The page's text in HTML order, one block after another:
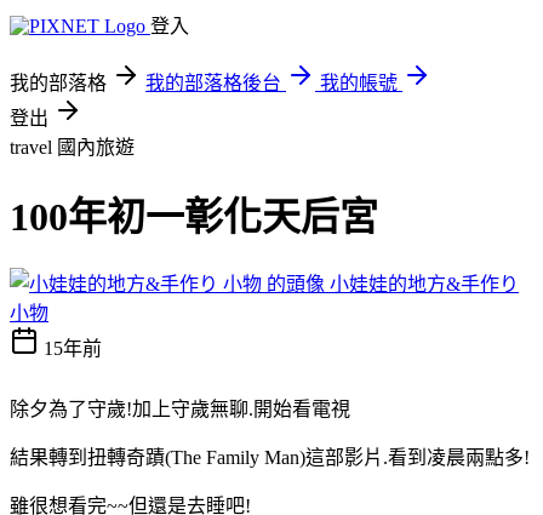
登入
我的部落格 我的部落格後台
我的帳號
登出
travel 國內旅遊
100年初一彰化天后宮
小娃娃的地方&手作り
小物
15年前
除夕為了守歲!加上守歲無聊.開始看電視
結果轉到扭轉奇蹟(The Family Man)這部影片.看到凌晨兩點多!
雖很想看完~~但還是去睡吧!